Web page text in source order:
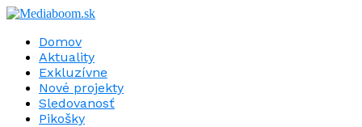
Domov
Aktuality
Exkluzívne
Nové projekty
Sledovanosť
Pikošky